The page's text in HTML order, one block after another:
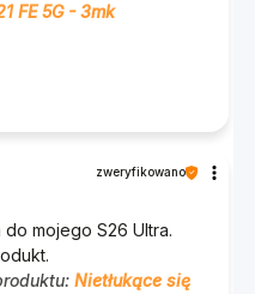
FE 5G - 3mk
zweryfikowano
mojego S26 Ultra.
Nietłukące się